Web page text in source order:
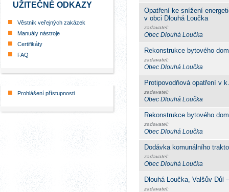
UŽITEČNÉ ODKAZY
Věstník veřejných zakázek
Manuály nástroje
Certifikáty
FAQ
Prohlášení přístupnosti
Opatření ke snížení
v obci Dlouhá Loučka
zadavatel:
Obec Dlouhá Loučka
Rekonstrukce bytového
zadavatel:
Obec Dlouhá Loučka
Protipovodňová opatření v
zadavatel:
Obec Dlouhá Loučka
Rekonstrukce bytového
zadavatel:
Obec Dlouhá Loučka
Dodávka komunálního
zadavatel:
Obec Dlouhá Loučka
Dlouhá Loučka, Valšův Důl
zadavatel: